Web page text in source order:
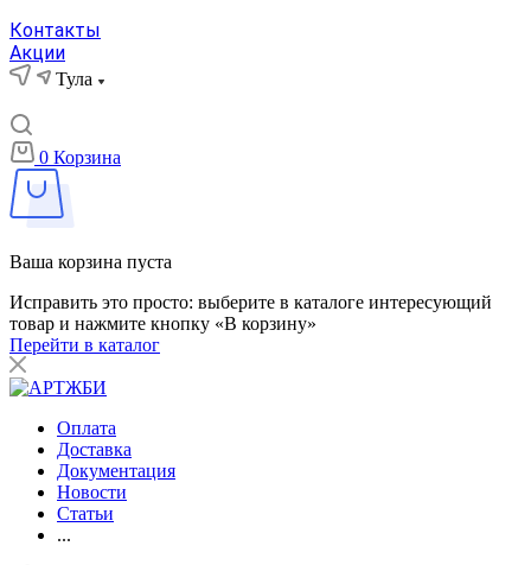
Контакты
Акции
Тула
0 Корзина
Ваша корзина пуста
Исправить это просто: выберите в каталоге интересующий
товар и нажмите кнопку «В корзину»
Перейти в каталог
Оплата
Доставка
Документация
Новости
Статьи
...